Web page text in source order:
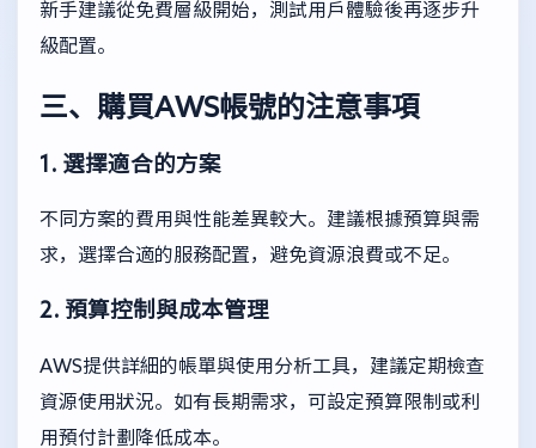
新手建議從免費層級開始，測試用戶體驗後再逐步升
級配置。
三、購買AWS帳號的注意事項
1. 選擇適合的方案
不同方案的費用與性能差異較大。建議根據預算與需
求，選擇合適的服務配置，避免資源浪費或不足。
2. 預算控制與成本管理
AWS提供詳細的帳單與使用分析工具，建議定期檢查
資源使用狀況。如有長期需求，可設定預算限制或利
用預付計劃降低成本。